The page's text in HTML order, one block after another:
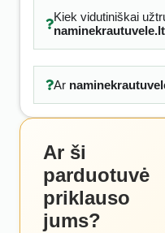
Kiek vidutiniškai
naminekrautuvele.lt
Ar
Ar ši
parduotuvė
priklauso
jums?